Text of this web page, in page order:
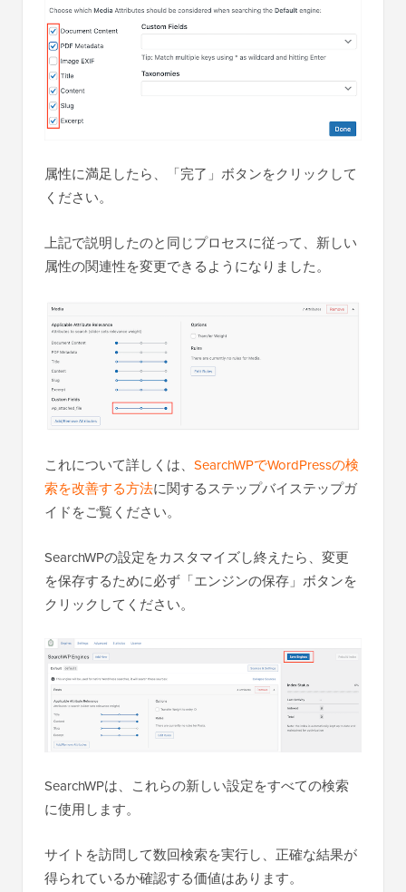
属性に満足したら、「完了」ボタンをクリックして
ください。
上記で説明したのと同じプロセスに従って、新しい
属性の関連性を変更できるようになりました。
これについて詳しくは、 SearchWPでWordPressの検
索を改善する方法に関するステップバイステップガ
イドをご覧ください。
SearchWPの設定をカスタマイズし終えたら、変更
を保存するために必ず「エンジンの保存」ボタンを
クリックしてください。
SearchWPは、これらの新しい設定をすべての検索
に使用します。
サイトを訪問して数回検索を実行し、正確な結果が
得られているか確認する価値はあります。